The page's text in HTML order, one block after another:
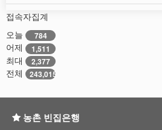
접속자집계
오늘
784
어제 1,511
최대 2,377
전체 243,015
농촌 빈집은행